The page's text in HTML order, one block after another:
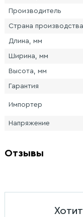
Производитель
Страна производства
Длина, мм
Ширина, мм
Высота, мм
Гарантия
Импортер
Напряжение
Отзывы